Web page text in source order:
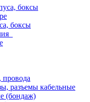
боксы
боксы
провода
разъемы кабельные
(бондаж)